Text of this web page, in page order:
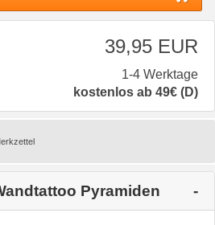
39,95 EUR
1-4 Werktage
kostenlos ab 49€ (D)
Pyramiden